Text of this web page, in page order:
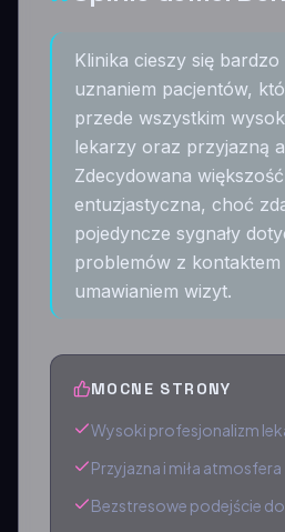
Klinika cieszy się
uznaniem pacjentów,
przede wszystkim
lekarzy oraz przyjazną
Zdecydowana
entuzjastyczna, choć
pojedyncze sygnały
problemów z
umawianiem wizyt.
MOCNE STRONY
Wysoki profesjonalizm
Przyjazna i miła atmosfera
Bezstresowe podejście